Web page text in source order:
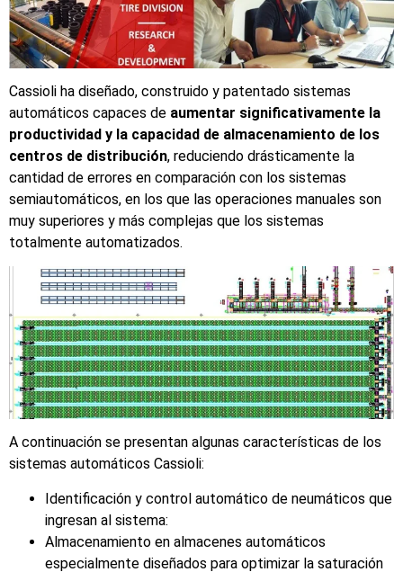
Cassioli ha diseñado, construido y patentado sistemas
automáticos capaces de aumentar significativamente la
productividad y la capacidad de almacenamiento de los
centros de distribución, reduciendo drásticamente la
cantidad de errores en comparación con los sistemas
semiautomáticos, en los que las operaciones manuales son
muy superiores y más complejas que los sistemas
totalmente automatizados.
A continuación se presentan algunas características de los
sistemas automáticos Cassioli:
Identificación y control automático de neumáticos que
ingresan al sistema:
Almacenamiento en almacenes automáticos
especialmente diseñados para optimizar la saturación